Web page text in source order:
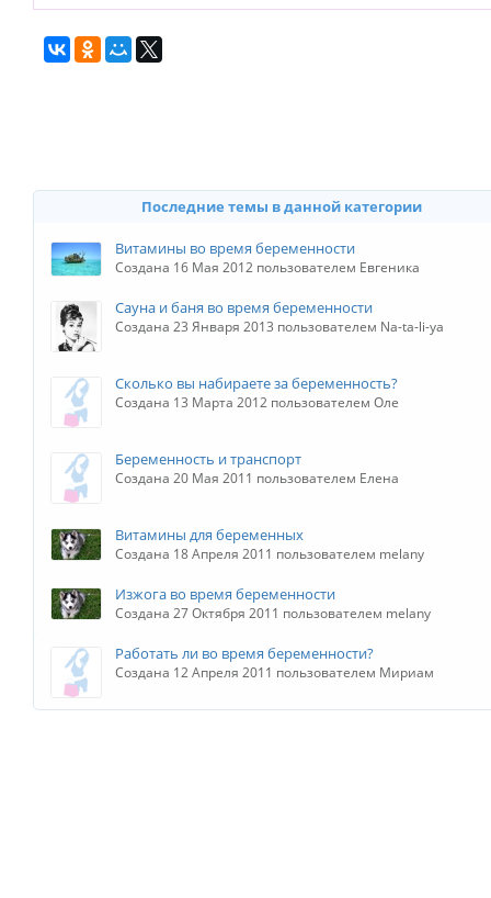
Последние темы в данной категории
Витамины во время беременности
Создана 16 Мая 2012 пользователем Евгеника
Сауна и баня во время беременности
Создана 23 Января 2013 пользователем Na-ta-li-ya
Сколько вы набираете за беременность?
Создана 13 Марта 2012 пользователем Оле
Беременность и транспорт
Создана 20 Мая 2011 пользователем Елена
Витамины для беременных
Создана 18 Апреля 2011 пользователем melany
Изжога во время беременности
Создана 27 Октября 2011 пользователем melany
Работать ли во время беременности?
Создана 12 Апреля 2011 пользователем Мириам